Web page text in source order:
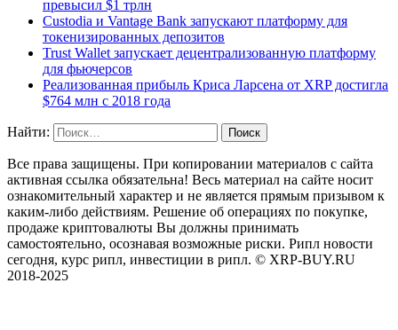
превысил $1 трлн
Custodia и Vantage Bank запускают платформу для
токенизированных депозитов
Trust Wallet запускает децентрализованную платформу
для фьючерсов
Реализованная прибыль Криса Ларсена от XRP достигла
$764 млн с 2018 года
Найти:
Все права защищены. При копировании материалов с сайта
активная ссылка обязательна! Весь материал на сайте носит
ознакомительный характер и не является прямым призывом к
каким-либо действиям. Решение об операциях по покупке,
продаже криптовалюты Вы должны принимать
самостоятельно, осознавая возможные риски. Рипл новости
сегодня, курс рипл, инвестиции в рипл. © XRP-BUY.RU
2018-2025